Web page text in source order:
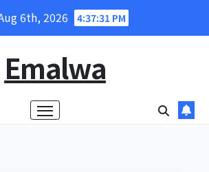
6th, 2026 4:37:32 PM
Emalwa